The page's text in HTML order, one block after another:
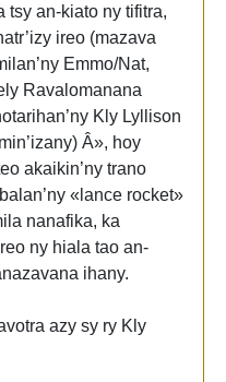
tsy an-kiato ny tifitra,
ireo (mazava
Emmo/Nat,
Ravalomanana
Kly Lyllison
Â», hoy
akaikin’ny trano
«lance rocket»
nanafika, ka
ny hiala tao an-
ihany.
azy sy ry Kly